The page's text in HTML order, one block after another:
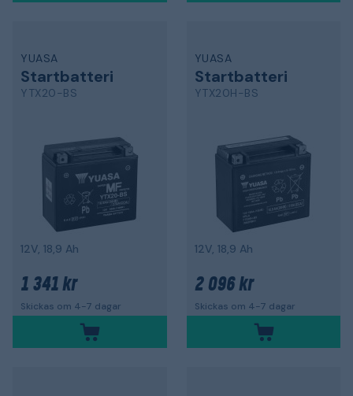
YUASA
Startbatteri
YTX20-BS
12V, 18,9 Ah
1 341 kr
Skickas om 4-7 dagar
YUASA
Startbatteri
YTX20H-BS
12V, 18,9 Ah
2 096 kr
Skickas om 4-7 dagar